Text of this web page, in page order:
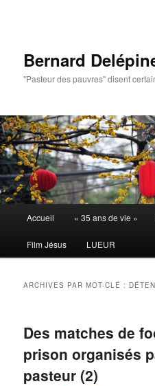
Bernard
"Pasteur des pauvres" disent
principal
Accueil « 35 ans de vie »
Film Jésus LUEUR
ARCHIVES PAR MOT-CLÉ :
Des matches de
prison organisés
pasteur (2)